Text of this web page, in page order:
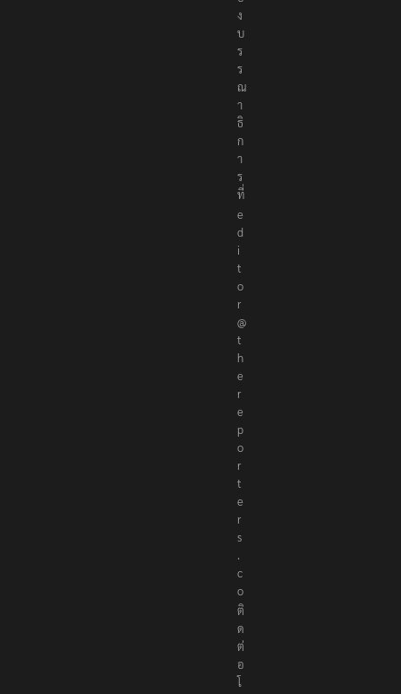
ง
บ
ร
ร
ณ
า
ธิ
ก
า
ร
ที่
e
d
i
t
o
r
@
t
h
e
r
e
p
o
r
t
e
r
s
.
c
o
ติ
ด
ต่
อ
โ